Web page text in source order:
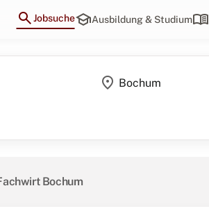
searchJobsucheschoolAusbildung & Studiummenu_book
location_on
Bochum